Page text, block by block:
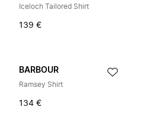
Iceloch Tailored Shirt
139 €
BARBOUR
Ramsey Shirt
134 €